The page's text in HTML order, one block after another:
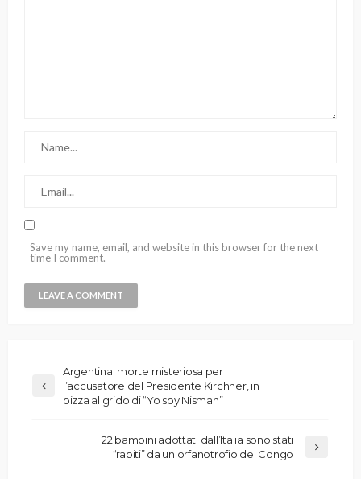
Save my name, email, and website in this browser for the next
time I comment.
Argentina: morte misteriosa per
l’accusatore del Presidente Kirchner, in
pizza al grido di “Yo soy Nisman”
22 bambini adottati dall’Italia sono stati
“rapiti” da un orfanotrofio del Congo